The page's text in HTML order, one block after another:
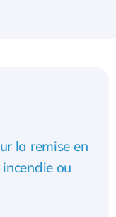
la remise en
ou